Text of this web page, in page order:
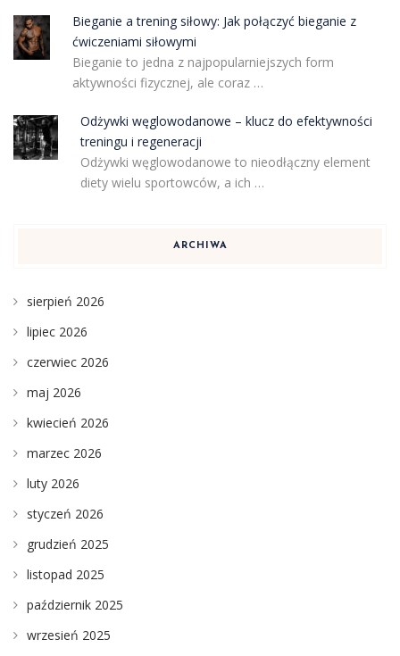
Bieganie a trening siłowy: Jak połączyć bieganie z
ćwiczeniami siłowymi
Bieganie to jedna z najpopularniejszych form
aktywności fizycznej, ale coraz …
Odżywki węglowodanowe – klucz do efektywności
treningu i regeneracji
Odżywki węglowodanowe to nieodłączny element
diety wielu sportowców, a ich …
ARCHIWA
sierpień 2026
lipiec 2026
czerwiec 2026
maj 2026
kwiecień 2026
marzec 2026
luty 2026
styczeń 2026
grudzień 2025
listopad 2025
październik 2025
wrzesień 2025